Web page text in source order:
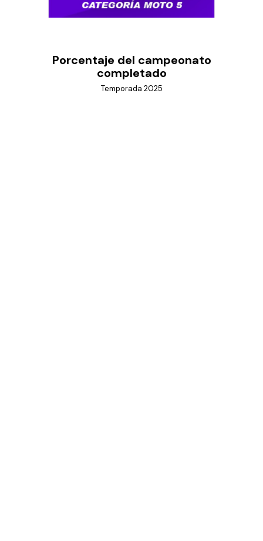
Porcentaje del campeonato
completado
Temporada 2025